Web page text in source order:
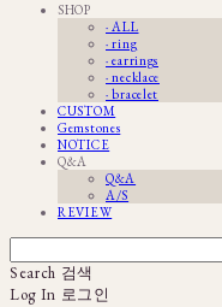
SHOP
· ALL
· ring
· earrings
· necklace
· bracelet
CUSTOM
Gemstones
NOTICE
Q&A
Q&A
A/S
REVIEW
Search 검색
Log In 로그인